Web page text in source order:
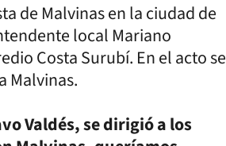
de Malvinas en la ciudad de
local Mariano
Costa Surubí. En el acto se
Malvinas.
Valdés, se dirigió a los